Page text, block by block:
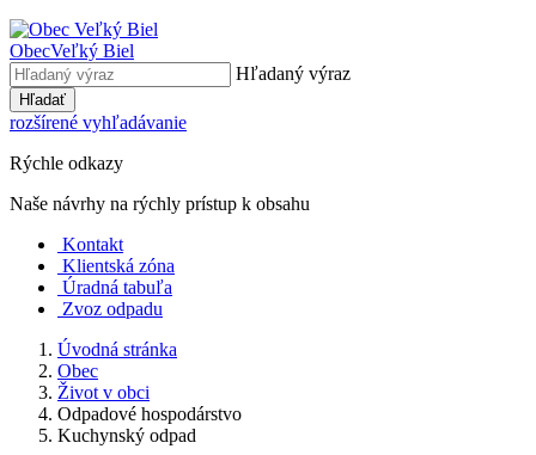
ObecVeľký Biel
Hľadaný výraz
Hľadať
rozšírené vyhľadávanie
Rýchle odkazy
Naše návrhy na rýchly prístup k obsahu
Kontakt
Klientská zóna
Úradná tabuľa
Zvoz odpadu
Úvodná stránka
Obec
Život v obci
Odpadové hospodárstvo
Kuchynský odpad